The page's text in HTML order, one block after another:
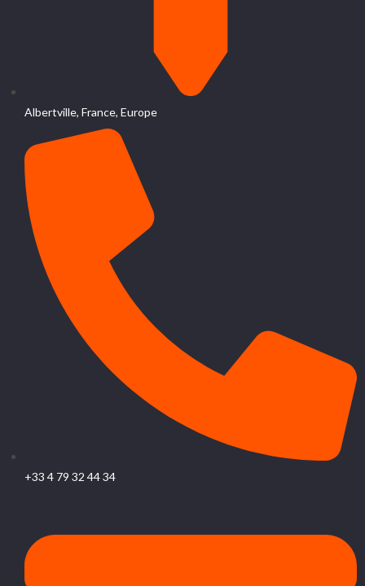
Albertville, France, Europe
+33 4 79 32 44 34